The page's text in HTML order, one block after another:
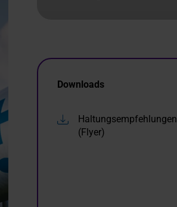
Downloads
Haltungsempfehlungen
(Flyer)